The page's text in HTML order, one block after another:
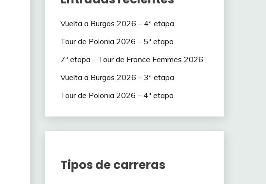
Vuelta a Burgos 2026 – 4ª etapa
Tour de Polonia 2026 – 5ª etapa
7ª etapa – Tour de France Femmes 2026
Vuelta a Burgos 2026 – 3ª etapa
Tour de Polonia 2026 – 4ª etapa
Tipos de carreras